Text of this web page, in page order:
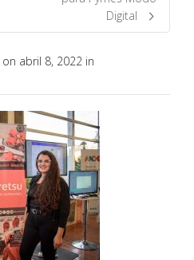
Digital
on abril 8, 2022 in